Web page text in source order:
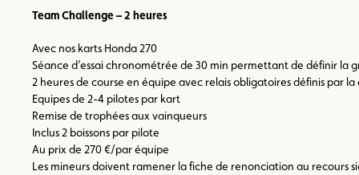
Team Challenge – 2 heures
Avec nos karts Honda 270
Séance d’essai chronométrée de 30 min permettant de définir la
2 heures de course en équipe avec relais obligatoires définis par
Equipes de 2-4 pilotes par kart
Remise de trophées aux vainqueurs
Inclus 2 boissons par pilote
Au prix de 270 €/par équipe
Les mineurs doivent ramener la fiche de renonciation au recours